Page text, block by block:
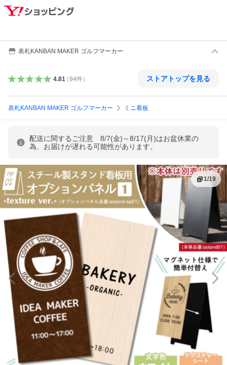
表札KANBAN MAKER ゴルフマーカー
4.81（94件） ストアトップを見る
表札KANBAN MAKER ゴルフマーカー ミニ看板
配送に関するご注意 8/7(金)～8/17(月)はお盆休業の
為、お届けが遅れる可能性があります。
1/19